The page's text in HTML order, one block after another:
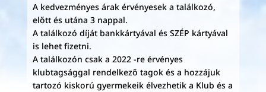
A kedvezményes árak érvényesek a találkozó,
előtt és utána 3 nappal.
A találkozó díját bankkártyával és SZÉP kártyával
is lehet fizetni.
A találkozón csak a 2022 -re érvényes
klubtagsággal rendelkező tagok és a hozzájuk
tartozó kiskorú gyermekeik élvezhetik a Klub és a